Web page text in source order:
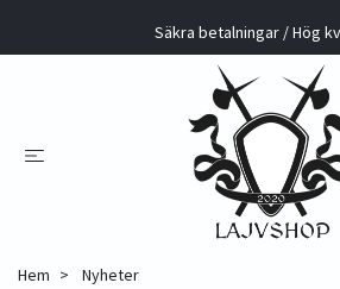
Säkra betalningar / Hög
Hem Nyheter